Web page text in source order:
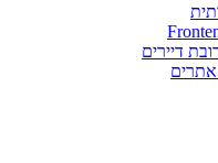
דיירים